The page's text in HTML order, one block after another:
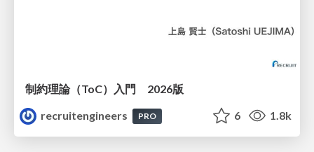
制約理論（ToC）入門 2026版
recruitengineers
PRO 6 1.8k